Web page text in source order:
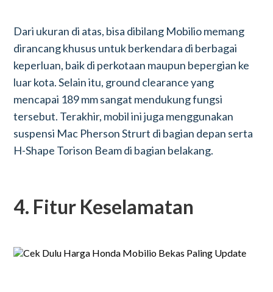
Dari ukuran di atas, bisa dibilang Mobilio memang
dirancang khusus untuk berkendara di berbagai
keperluan, baik di perkotaan maupun bepergian ke
luar kota. Selain itu, ground clearance yang
mencapai 189 mm sangat mendukung fungsi
tersebut. Terakhir, mobil ini juga menggunakan
suspensi Mac Pherson Strurt di bagian depan serta
H-Shape Torison Beam di bagian belakang.
4. Fitur Keselamatan